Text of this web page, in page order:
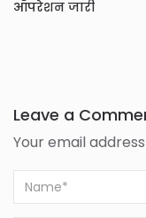
ऑपरेशन जारी
Leave a
Your email